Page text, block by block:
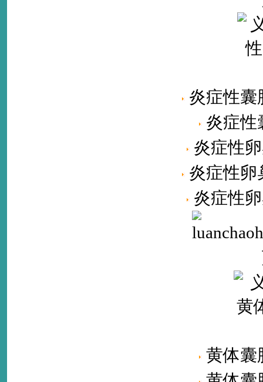
炎症性囊
炎症性
炎症性
炎症性卵
炎症性
黄体囊